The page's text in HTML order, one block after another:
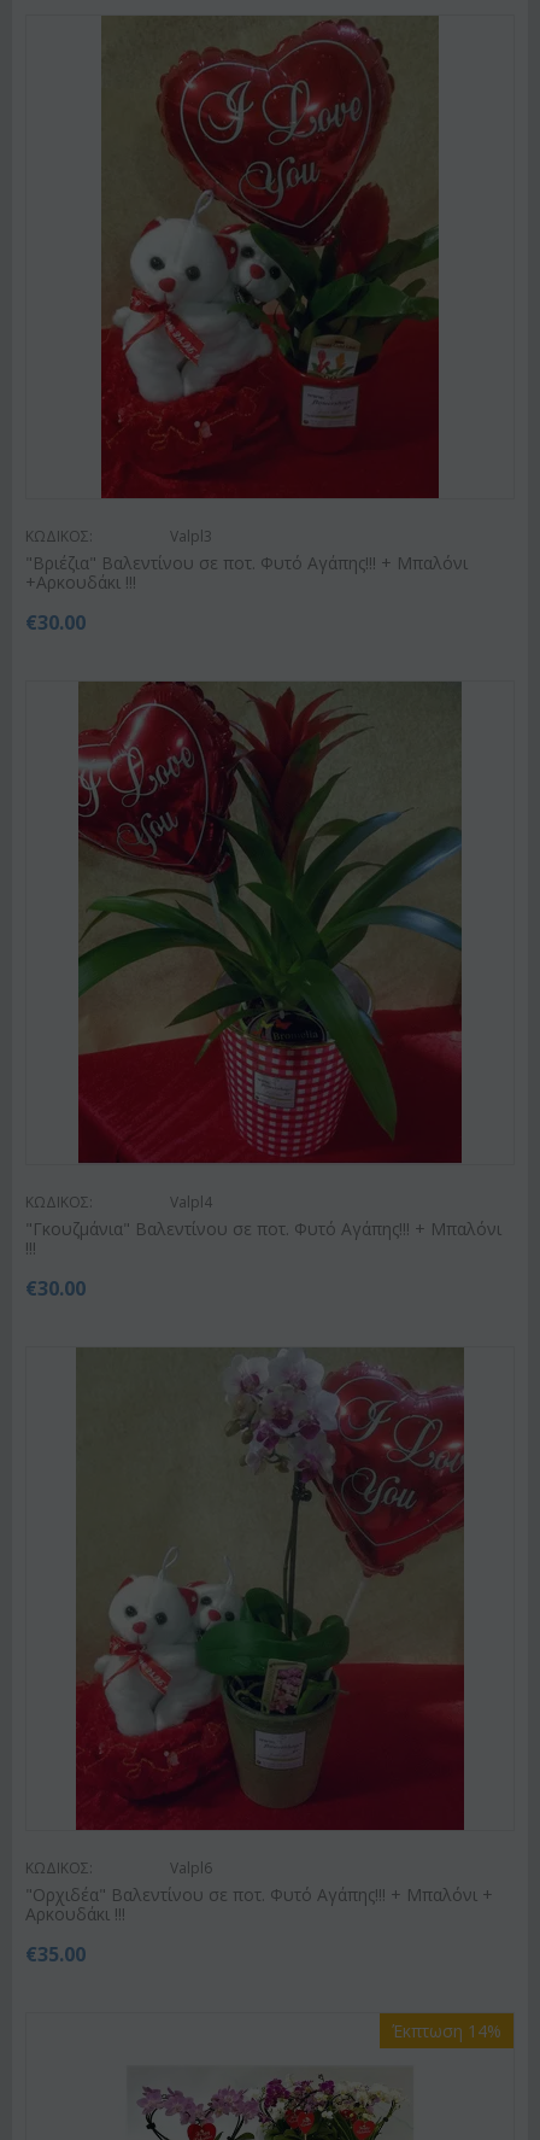
ΚΩΔΙΚΟΣ: Valpl3
"Βριέζια" Βαλεντίνου σε ποτ. Φυτό Αγάπης!!! + Μπαλόνι
+Αρκουδάκι !!!
€30.00
ΚΩΔΙΚΟΣ: Valpl4
"Γκουζμάνια" Βαλεντίνου σε ποτ. Φυτό Αγάπης!!! + Μπαλόνι
!!!
€30.00
ΚΩΔΙΚΟΣ: Valpl6
"Ορχιδέα" Βαλεντίνου σε ποτ. Φυτό Αγάπης!!! + Μπαλόνι +
Αρκουδάκι !!!
€35.00
Έκπτωση 14%